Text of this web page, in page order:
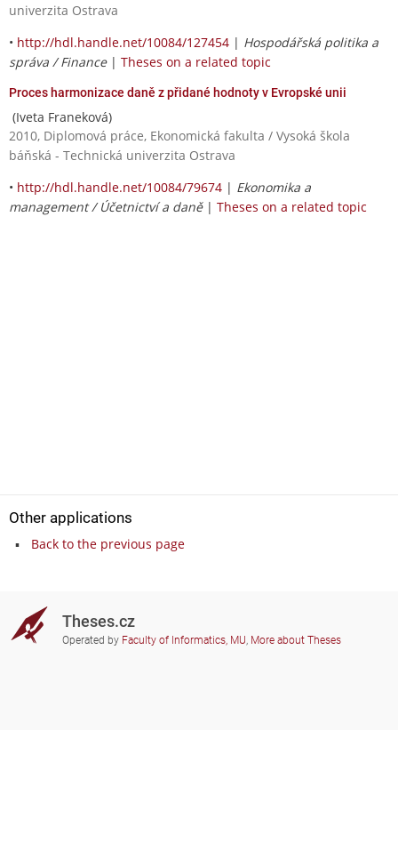
univerzita Ostrava
• http://hdl.handle.net/10084/127454 | Hospodářská politika a
správa / Finance| Theses on a related topic
Proces harmonizace daně z přidané hodnoty v Evropské unii
(Iveta Franeková)
2010, Diplomová práce, Ekonomická fakulta / Vysoká škola
báňská - Technická univerzita Ostrava
• http://hdl.handle.net/10084/79674 | Ekonomika a
management / Účetnictví a daně| Theses on a related topic
Other applications
Back to the previous page
Theses.cz
Operated by Faculty of Informatics, MU, More about Theses